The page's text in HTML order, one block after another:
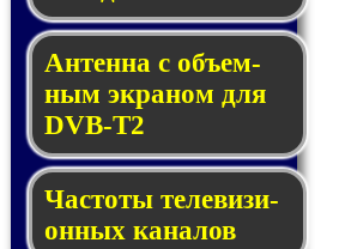
Антенна с объем­
ным эк­ра­ном для
DVB-T2
Частоты те­ле­ви­зи­
он­ных каналов